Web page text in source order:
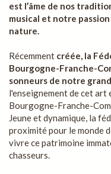
est l’âme de nos
musical et notre
nature.
Récemment créée, la
Bourgogne-Franche-
sonneurs de notre
l'enseignement de cet art
Bourgogne-Franche-
Jeune et dynamique, la
proximité pour le monde
vivre ce patrimoine
chasseurs.